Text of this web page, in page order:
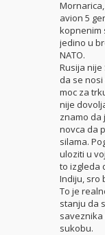
Mornarica,
avion 5
kopnenim
jedino u
NATO.
Rusija nije
da se nosi
moc za
nije
znamo da
novca da
silama.
uloziti u
to izgleda
Indiju, sro
To je
stanju da
sukobu.